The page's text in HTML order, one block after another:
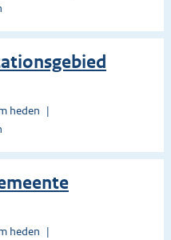
heden
heden